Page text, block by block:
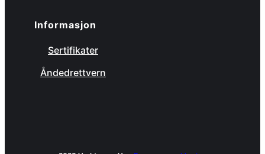
Informasjon
Sertifikater
Åndedrettvern